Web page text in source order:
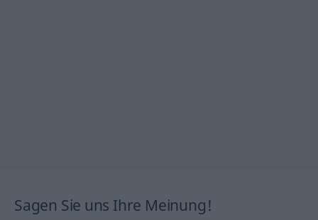
Sagen Sie uns Ihre Meinung!